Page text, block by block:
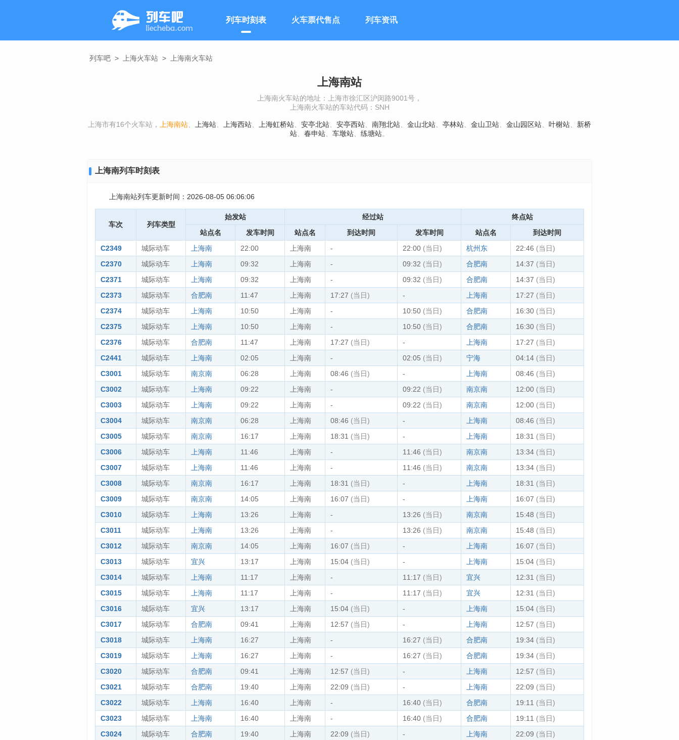
列车时刻表 火车票代售点 列车资讯
列车吧 > 上海火车站 > 上海南火车站
上海南站
上海南火车站的地址：上海市徐汇区沪闵路9001号，
上海南火车站的车站代码：SNH
上海市有16个火车站， 上海南站 上海站 上海西站 上海虹桥站 安亭北站 安亭西站 南翔北站 金山北站 亭林站 金山卫站 金山园区站 叶榭站
新桥
站
春申站 车墩站 练塘站。
上海南列车时刻表
上海南站列车更新时间：2026-08-05 06:06:06
车次 列车类型
始发站 经过站
终点站
站点名
发车时间 站点名 到达时间 发车时间 站点名
到达时间
C2349
城际动车 上海南 22:00 上海南 - 22:00 (当日) 杭州东 22:46 (当日)
C2370
城际动车 上海南 09:32 上海南 - 09:32 (当日) 合肥南 14:37 (当日)
C2371
城际动车 上海南 09:32 上海南 - 09:32 (当日) 合肥南 14:37 (当日)
C2373
城际动车 合肥南 11:47 上海南 17:27 (当日) - 上海南 17:27 (当日)
C2374
城际动车 上海南 10:50 上海南 - 10:50 (当日) 合肥南 16:30 (当日)
C2375
城际动车 上海南 10:50 上海南 - 10:50 (当日) 合肥南 16:30 (当日)
C2376
城际动车 合肥南 11:47 上海南 17:27 (当日) - 上海南 17:27 (当日)
C2441
城际动车 上海南 02:05 上海南 - 02:05 (当日) 宁海 04:14 (当日)
C3001
城际动车 南京南 06:28 上海南 08:46 (当日) - 上海南 08:46 (当日)
C3002
城际动车 上海南 09:22 上海南 - 09:22 (当日) 南京南 12:00 (当日)
C3003
城际动车 上海南 09:22 上海南 - 09:22 (当日) 南京南 12:00 (当日)
C3004
城际动车 南京南 06:28 上海南 08:46 (当日) - 上海南 08:46 (当日)
C3005
城际动车 南京南 16:17 上海南 18:31 (当日) - 上海南 18:31 (当日)
C3006
城际动车 上海南 11:46 上海南 - 11:46 (当日) 南京南 13:34 (当日)
C3007
城际动车 上海南 11:46 上海南 - 11:46 (当日) 南京南 13:34 (当日)
C3008
城际动车 南京南 16:17 上海南 18:31 (当日) - 上海南 18:31 (当日)
C3009
城际动车 南京南 14:05 上海南 16:07 (当日) - 上海南 16:07 (当日)
C3010
城际动车 上海南 13:26 上海南 - 13:26 (当日) 南京南 15:48 (当日)
C3011
城际动车 上海南 13:26 上海南 - 13:26 (当日) 南京南 15:48 (当日)
C3012
城际动车 南京南 14:05 上海南 16:07 (当日) - 上海南 16:07 (当日)
C3013
城际动车 宜兴 13:17 上海南 15:04 (当日) - 上海南 15:04 (当日)
C3014
城际动车 上海南 11:17 上海南 - 11:17 (当日) 宜兴 12:31 (当日)
C3015
城际动车 上海南 11:17 上海南 - 11:17 (当日) 宜兴 12:31 (当日)
C3016
城际动车 宜兴 13:17 上海南 15:04 (当日) - 上海南 15:04 (当日)
C3017
城际动车 合肥南 09:41 上海南 12:57 (当日) - 上海南 12:57 (当日)
C3018
城际动车 上海南 16:27 上海南 - 16:27 (当日) 合肥南 19:34 (当日)
C3019
城际动车 上海南 16:27 上海南 - 16:27 (当日) 合肥南 19:34 (当日)
C3020
城际动车 合肥南 09:41 上海南 12:57 (当日) - 上海南 12:57 (当日)
C3021
城际动车 合肥南 19:40 上海南 22:09 (当日) - 上海南 22:09 (当日)
C3022
城际动车 上海南 16:40 上海南 - 16:40 (当日) 合肥南 19:11 (当日)
C3023
城际动车 上海南 16:40 上海南 - 16:40 (当日) 合肥南 19:11 (当日)
C3024
城际动车 合肥南 19:40 上海南 22:09 (当日) - 上海南 22:09 (当日)